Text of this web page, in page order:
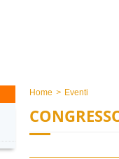
Home > Eventi